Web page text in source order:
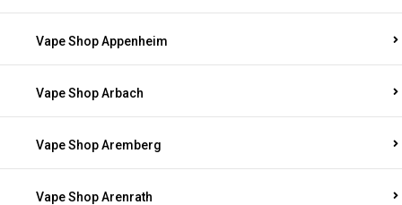
Vape Shop Appenheim
Vape Shop Arbach
Vape Shop Aremberg
Vape Shop Arenrath